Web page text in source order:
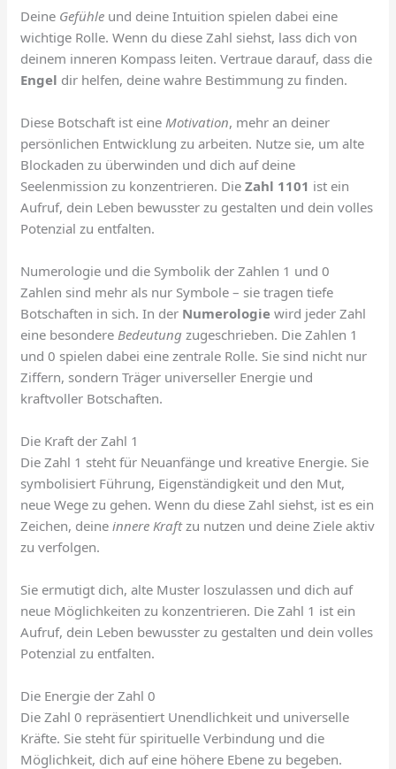
Deine Gefühle und deine Intuition spielen dabei eine
wichtige Rolle. Wenn du diese Zahl siehst, lass dich von
deinem inneren Kompass leiten. Vertraue darauf, dass die
Engel dir helfen, deine wahre Bestimmung zu finden.
Diese Botschaft ist eine Motivation, mehr an deiner
persönlichen Entwicklung zu arbeiten. Nutze sie, um alte
Blockaden zu überwinden und dich auf deine
Seelenmission zu konzentrieren. DieZahl 1101 ist ein
Aufruf, dein Leben bewusster zu gestalten und dein volles
Potenzial zu entfalten.
Numerologie und die Symbolik der Zahlen 1 und 0
Zahlen sind mehr als nur Symbole – sie tragen tiefe
Botschaften in sich. In der Numerologie wird jeder Zahl
eine besondere Bedeutung zugeschrieben. Die Zahlen 1
und 0 spielen dabei eine zentrale Rolle. Sie sind nicht nur
Ziffern, sondern Träger universeller Energie und
kraftvoller Botschaften.
Die Kraft der Zahl 1
Die Zahl 1 steht für Neuanfänge und kreative Energie. Sie
symbolisiert Führung, Eigenständigkeit und den Mut,
neue Wege zu gehen. Wenn du diese Zahl siehst, ist es ein
Zeichen, deineinnere Kraftzu nutzen und deine Ziele aktiv
zu verfolgen.
Sie ermutigt dich, alte Muster loszulassen und dich auf
neue Möglichkeiten zu konzentrieren. Die Zahl 1 ist ein
Aufruf, dein Leben bewusster zu gestalten und dein volles
Potenzial zu entfalten.
Die Energie der Zahl 0
Die Zahl 0 repräsentiert Unendlichkeit und universelle
Kräfte. Sie steht für spirituelle Verbindung und die
Möglichkeit, dich auf eine höhere Ebene zu begeben.